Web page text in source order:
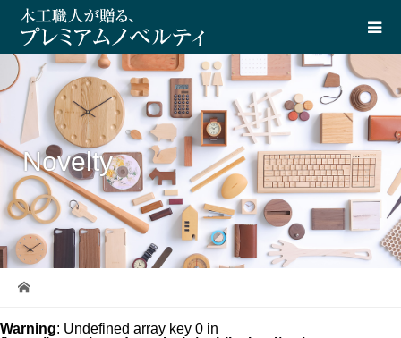
Novelty
Warning: Undefined array key 0 in